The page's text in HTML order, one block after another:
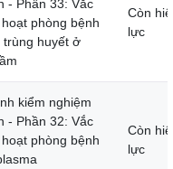
- Phần 33: Vắc
phòng bệnh
trùng huyết ở
Còn
lực
kiểm nghiệm
- Phần 32: Vắc
phòng bệnh
Còn
lực